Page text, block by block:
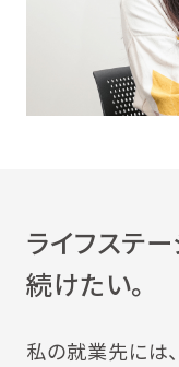
ライフステ
続けたい。
私の就業先には